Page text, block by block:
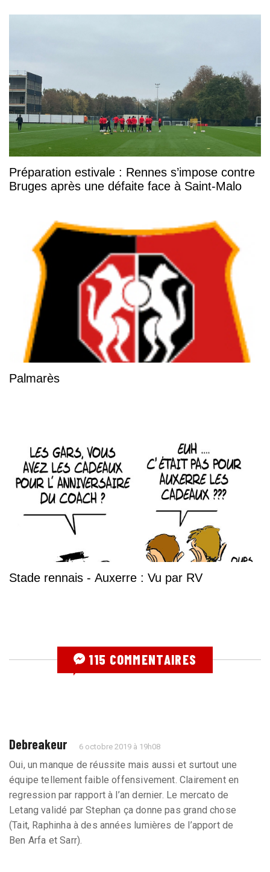
Préparation estivale : Rennes s’impose contre
Bruges après une défaite face à Saint-Malo
Palmarès
Stade rennais - Auxerre : Vu par RV
115 COMMENTAIRES
Debreakeur 6 octobre 2019 à 19h08
Oui, un manque de réussite mais aussi et surtout une
équipe tellement faible offensivement. Clairement en
regression par rapport à l’an dernier. Le mercato de
Letang validé par Stephan ça donne pas grand chose
(Tait, Raphinha à des années lumières de l’apport de
Ben Arfa et Sarr).